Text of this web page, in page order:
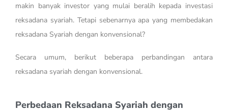
makin banyak investor yang mulai beralih kepada investasi
reksadana syariah. Tetapi sebenarnya apa yang membedakan
reksadana Syariah dengan konvensional?
Secara umum, berikut beberapa perbandingan antara
reksadana syariah dengan konvensional.
Perbedaan Reksadana Syariah dengan